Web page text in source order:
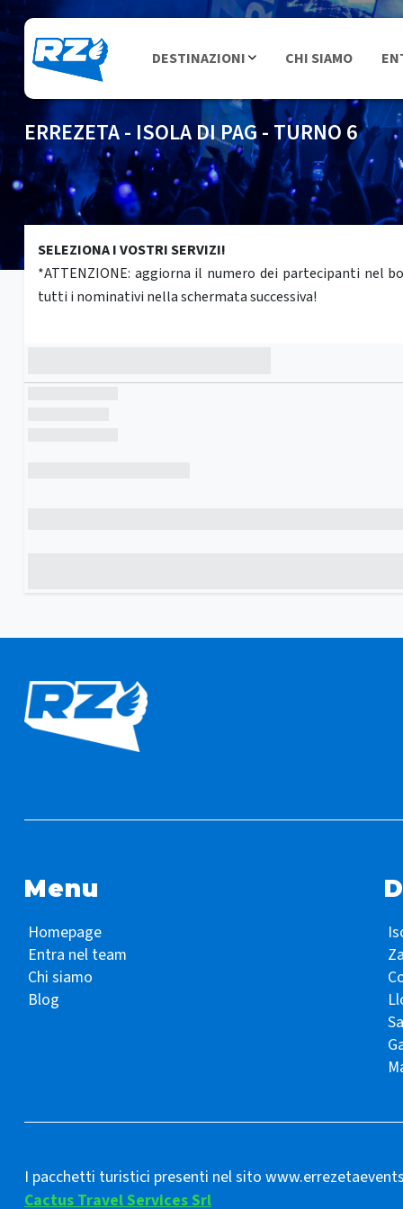
DESTINAZIONI CHI SIAMO
ERREZETA - ISOLA DI PAG - TURNO 6
SELEZIONA I VOSTRI SERVIZI!
*ATTENZIONE: aggiorna il numero dei partecipanti nel
tutti i nominativi nella schermata successiva!
Menu
Homepage
Entra nel team
Chi siamo
Blog
I pacchetti turistici presenti nel sito
Cactus Travel Services Srl